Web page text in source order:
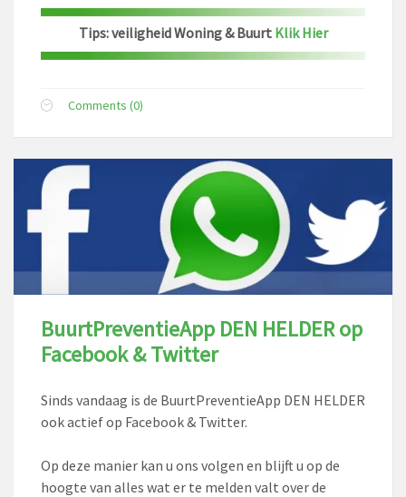
Tips: veiligheid Woning & Buurt Klik Hier
Comments (0)
BuurtPreventieApp DEN HELDER op
Facebook & Twitter
Sinds vandaag is de BuurtPreventieApp DEN HELDER
ook actief op Facebook & Twitter.
Op deze manier kan u ons volgen en blijft u op de
hoogte van alles wat er te melden valt over de